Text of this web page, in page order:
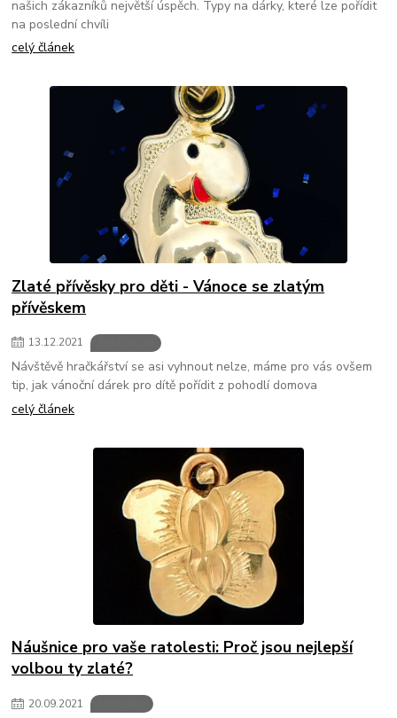
našich zákazníků největší úspěch. Typy na dárky, které lze pořídit
na poslední chvíli
celý článek
Zlaté přívěsky pro děti - Vánoce se zlatým
přívěskem
13.12.2021
Návštěvě hračkářství se asi vyhnout nelze, máme pro vás ovšem
tip, jak vánoční dárek pro dítě pořídit z pohodlí domova
celý článek
Náušnice pro vaše ratolesti: Proč jsou nejlepší
volbou ty zlaté?
20.09.2021